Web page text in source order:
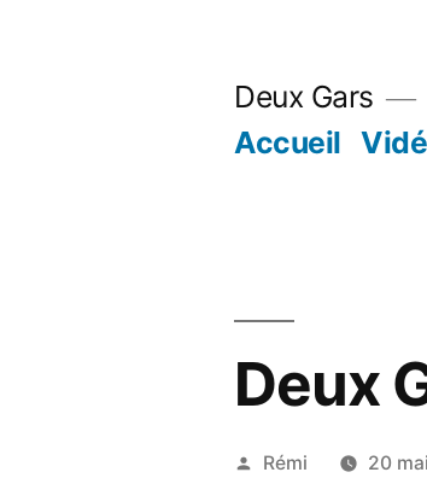
Deux Gars
Accueil
Deux
Publié
Rémi 20